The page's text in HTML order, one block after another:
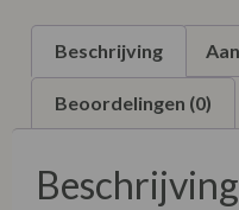
Beschrijving
Beoordelingen (0)
Beschrijving